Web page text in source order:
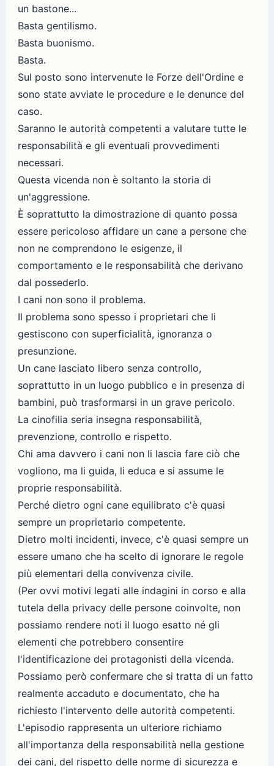
un bastone...
Basta gentilismo.
Basta buonismo.
Basta.
Sul posto sono intervenute le Forze dell'Ordine e
sono state avviate le procedure e le denunce del
caso.
Saranno le autorità competenti a valutare tutte le
responsabilità e gli eventuali provvedimenti
necessari.
Questa vicenda non è soltanto la storia di
un'aggressione.
È soprattutto la dimostrazione di quanto possa
essere pericoloso affidare un cane a persone che
non ne comprendono le esigenze, il
comportamento e le responsabilità che derivano
dal possederlo.
I cani non sono il problema.
Il problema sono spesso i proprietari che li
gestiscono con superficialità, ignoranza o
presunzione.
Un cane lasciato libero senza controllo,
soprattutto in un luogo pubblico e in presenza di
bambini, può trasformarsi in un grave pericolo.
La cinofilia seria insegna responsabilità,
prevenzione, controllo e rispetto.
Chi ama davvero i cani non li lascia fare ciò che
vogliono, ma li guida, li educa e si assume le
proprie responsabilità.
Perché dietro ogni cane equilibrato c'è quasi
sempre un proprietario competente.
Dietro molti incidenti, invece, c'è quasi sempre un
essere umano che ha scelto di ignorare le regole
più elementari della convivenza civile.
(Per ovvi motivi legati alle indagini in corso e alla
tutela della privacy delle persone coinvolte, non
possiamo rendere noti il luogo esatto né gli
elementi che potrebbero consentire
l'identificazione dei protagonisti della vicenda.
Possiamo però confermare che si tratta di un fatto
realmente accaduto e documentato, che ha
richiesto l'intervento delle autorità competenti.
L'episodio rappresenta un ulteriore richiamo
all'importanza della responsabilità nella gestione
dei cani, del rispetto delle norme di sicurezza e